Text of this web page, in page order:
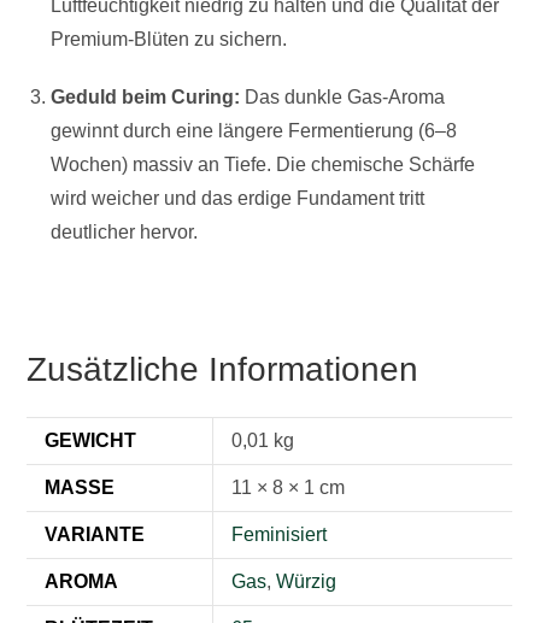
Luftfeuchtigkeit niedrig zu halten und die Qualität der
Premium-Blüten zu sichern.
Geduld beim Curing: Das dunkle Gas-Aroma
gewinnt durch eine längere Fermentierung (6–8
Wochen) massiv an Tiefe. Die chemische Schärfe
wird weicher und das erdige Fundament tritt
deutlicher hervor.
Zusätzliche Informationen
GEWICHT 0,01 kg
MASSE 11 × 8 × 1 cm
VARIANTE Feminisiert
AROMA Gas,Würzig